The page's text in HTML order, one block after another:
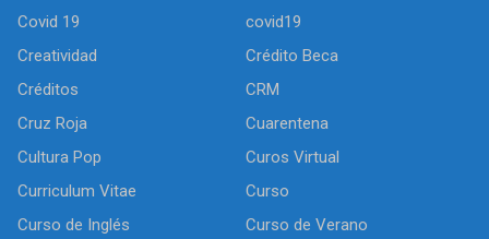
Covid 19
covid19
Creatividad
Crédito Beca
Créditos
CRM
Cruz Roja
Cuarentena
Cultura Pop
Curos Virtual
Curriculum Vitae
Curso
Curso de Inglés
Curso de Verano